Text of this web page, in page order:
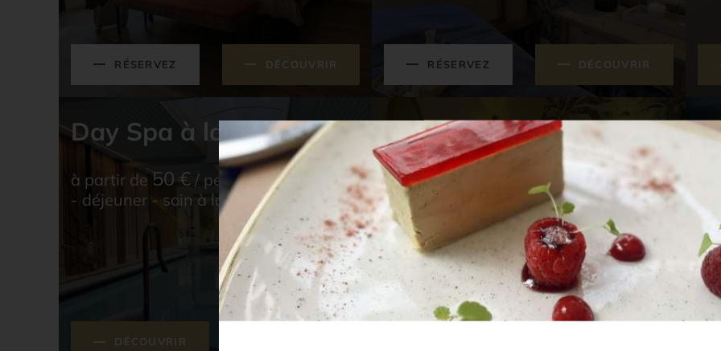
RÉSERVEZ DÉCOUVRIR RÉSERVEZ DÉCOUVRIR
Day Spa à la Carte
à partir de 50 €/ personne accès spa
- déjeuner - soin à la carte
DÉCOUVRIR
Day Spa Duo
2 personnes
284 € accès spa - déjeuner - soin duo